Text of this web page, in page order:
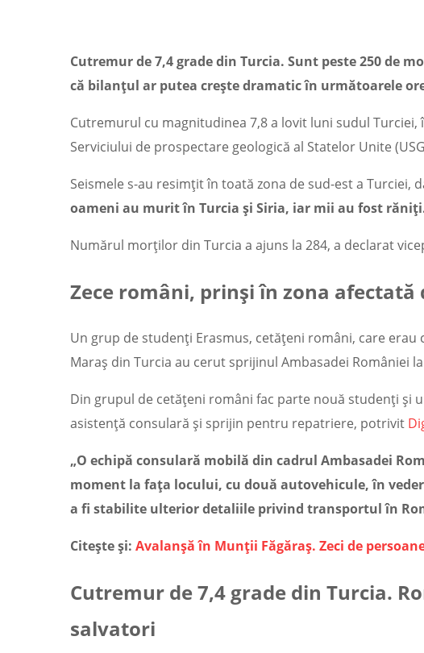
Cutremur de 7,4 grade din Turcia. Sunt peste 250 de
că bilanțul ar putea crește dramatic în următoarele
Cutremurul cu magnitudinea 7,8 a lovit luni sudul
Serviciului de prospectare geologică al Statelor Unite
Seismele s-au resimțit în toată zona de sud-est a Turciei,
oameni au murit în Turcia și Siria, iar mii au fost
Numărul morților din Turcia a ajuns la 284, a declarat
Zece români, prinși în zona
Un grup de studenți Erasmus, cetățeni români, care
Maraş din Turcia au cerut sprijinul Ambasadei României
Din grupul de cetățeni români fac parte nouă studenți și
asistență consulară și sprijin pentru repatriere, potrivit
„O echipă consulară mobilă din cadrul Ambasadei
moment la fața locului, cu două autovehicule, în
a fi stabilite ulterior detaliile privind transportul în
Citește și: Avalanșă în Munții Făgăraș. Zeci de
Cutremur de 7,4 grade din Turcia.
salvatori